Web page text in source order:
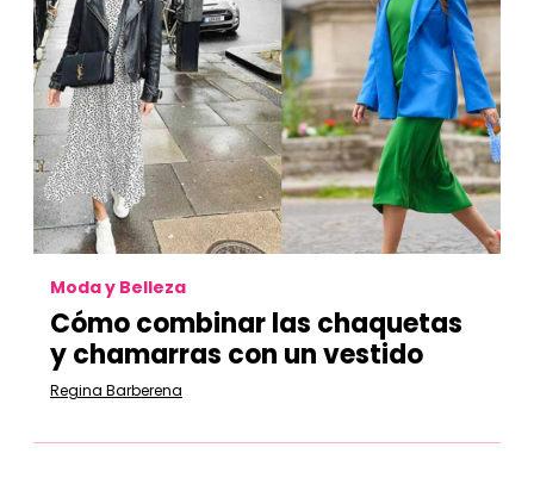
Moda y Belleza
Cómo combinar las chaquetas
y chamarras con un vestido
Regina Barberena